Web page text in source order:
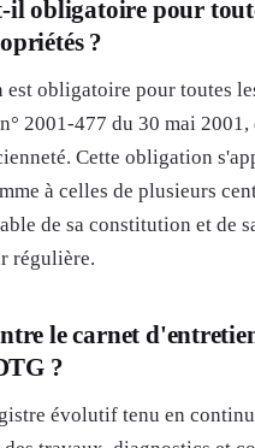
il obligatoire pour
?
est obligatoire pour toutes
2001-477 du 30 mai 2001,
Cette obligation
à celles de plusieurs
de sa constitution et de
régulière.
le carnet
?
évolutif tenu en